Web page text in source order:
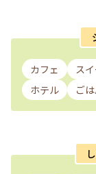
カフェ ス
ホテル
ご